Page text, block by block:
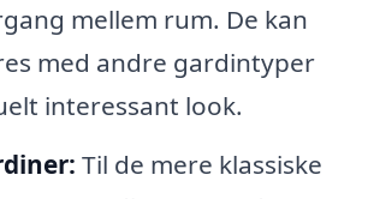
mellem rum. De kan
med andre gardintyper
interessant look.
Til de mere klassiske